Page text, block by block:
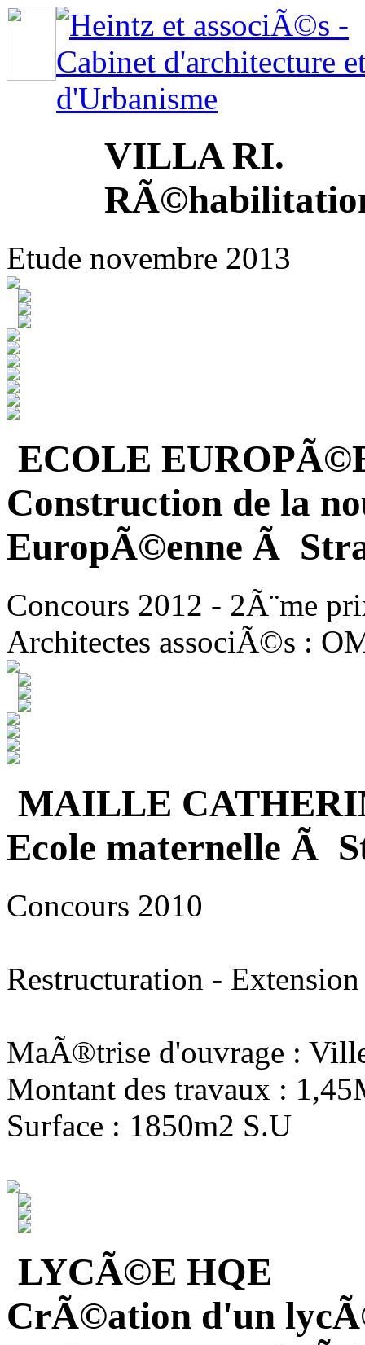
VILLA RI.
Etude novembre 2013
ECOLE
Construction de la
EuropÃ©enne Ã
Concours 2012 - 2Ã¨me
Architectes associÃ©s :
MAILLE
Ecole maternelle Ã
Concours 2010
Restructuration - Extension
MaÃ®trise d'ouvrage :
Montant des travaux :
Surface : 1850m2 S.U
LYCÃ©E HQE
CrÃ©ation d'un